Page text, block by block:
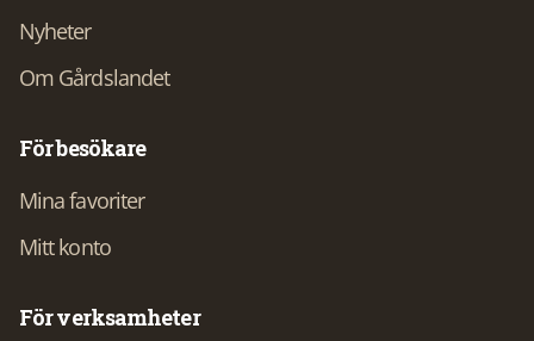
Nyheter
Om Gårdslandet
För besökare
Mina favoriter
Mitt konto
För verksamheter